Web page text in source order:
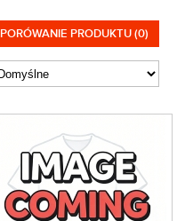
PORÓWANIE PRODUKTU (0)